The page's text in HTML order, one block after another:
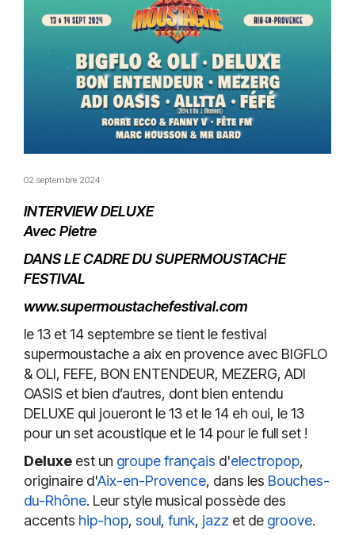
02 septembre 2024
INTERVIEW DELUXE
Avec Pietre
DANS LE CADRE DU SUPERMOUSTACHE
FESTIVAL
www.supermoustachefestival.com
le 13 et 14 septembre se tient le festival
supermoustache a aix en provence avec BIGFLO
& OLI, FEFE, BON ENTENDEUR, MEZERG, ADI
OASIS et bien d’autres, dont bien entendu
DELUXE qui joueront le 13 et le 14 eh oui, le 13
pour un set acoustique et le 14 pour le full set !
Deluxe est un groupefrançais d'electropop,
originaire d'Aix-en-Provence, dans les Bouches-
du-Rhône. Leur style musical possède des
accents hip-hop, soul, funk, jazz et de groove.